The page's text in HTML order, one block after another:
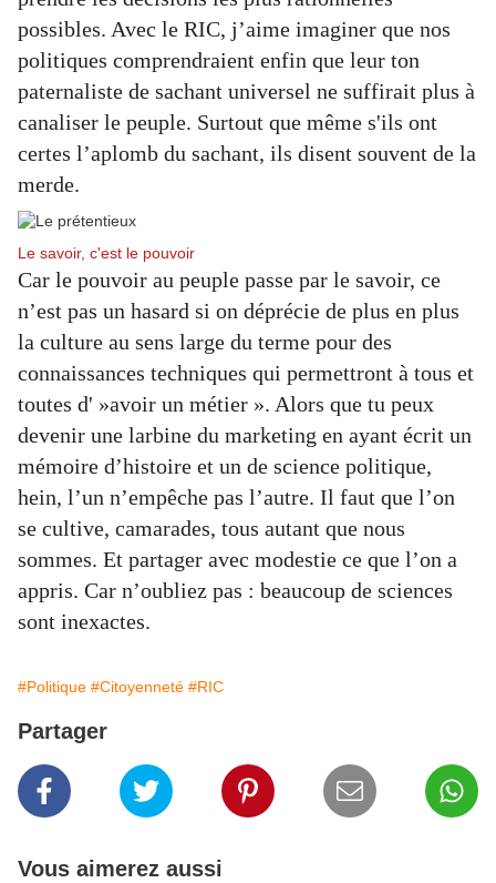
possibles. Avec le RIC, j’aime imaginer que nos
politiques comprendraient enfin que leur ton
paternaliste de sachant universel ne suffirait plus à
canaliser le peuple. Surtout que même s'ils ont
certes l’aplomb du sachant, ils disent souvent de la
merde.
Le savoir, c'est le pouvoir
Car le pouvoir au peuple passe par le savoir, ce
n’est pas un hasard si on déprécie de plus en plus
la culture au sens large du terme pour des
connaissances techniques qui permettront à tous et
toutes d' »avoir un métier ». Alors que tu peux
devenir une larbine du marketing en ayant écrit un
mémoire d’histoire et un de science politique,
hein, l’un n’empêche pas l’autre. Il faut que l’on
se cultive, camarades, tous autant que nous
sommes. Et partager avec modestie ce que l’on a
appris. Car n’oubliez pas : beaucoup de sciences
sont inexactes.
#Politique #Citoyenneté #RIC
Partager
Vous aimerez aussi